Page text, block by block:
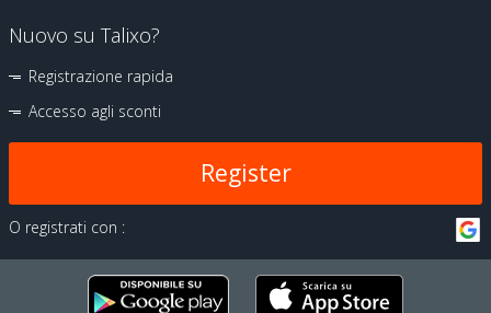
Nuovo su Talixo?
Registrazione rapida
Accesso agli sconti
Register
O registrati con :